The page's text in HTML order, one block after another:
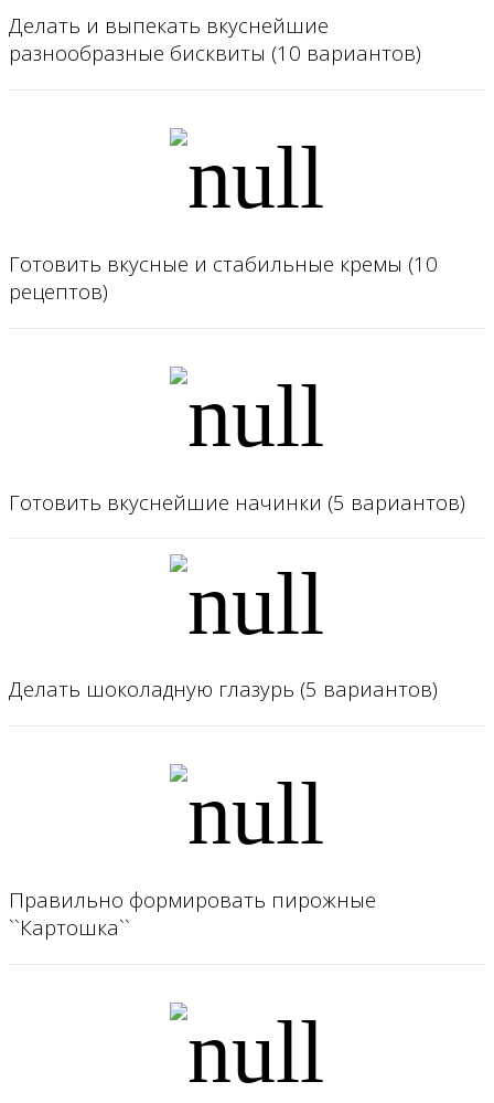
Делать и выпекать вкуснейшие
разнообразные бисквиты (10 вариантов)
Готовить вкусные и стабильные кремы (10
рецептов)
Готовить вкуснейшие начинки (5 вариантов)
Делать шоколадную глазурь (5 вариантов)
Правильно формировать пирожные
``Картошка``